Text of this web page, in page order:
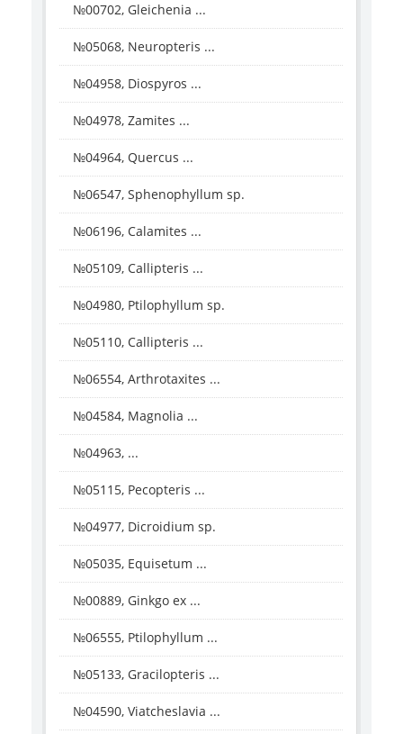
№00702, Gleichenia ...
№05068, Neuropteris ...
№04958, Diospyros ...
№04978, Zamites ...
№04964, Quercus ...
№06547, Sphenophyllum sp.
№06196, Calamites ...
№05109, Callipteris ...
№04980, Ptilophyllum sp.
№05110, Callipteris ...
№06554, Arthrotaxites ...
№04584, Magnolia ...
№04963, ...
№05115, Pecopteris ...
№04977, Dicroidium sp.
№05035, Equisetum ...
№00889, Ginkgo ex ...
№06555, Ptilophyllum ...
№05133, Gracilopteris ...
№04590, Viatcheslavia ...